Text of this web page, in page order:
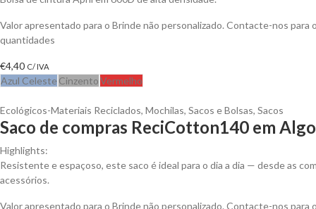
Valor apresentado para o Brinde não personalizado. Contacte-nos
quantidades
€4,40 C/ IVA
Azul Celeste CinzentoVermelho
Ecológicos-Materiais Reciclados, Mochilas, Sacos e Bolsas, Sacos
Saco de compras ReciCotton140 em
Highlights:
Resistente e espaçoso, este saco é ideal para o dia a dia — desde as
acessórios.
Valor apresentado para o Brinde não personalizado. Contacte-nos